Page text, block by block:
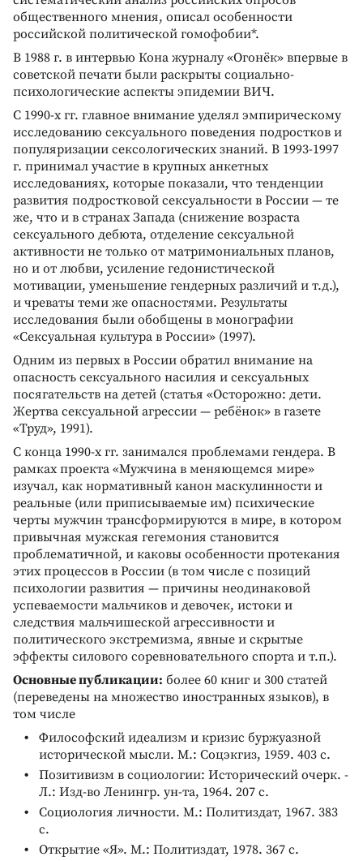
общественного мнения, описал особенности
российской политической гомофобии*.
В 1988 г. в интервью Кона журналу «Огонёк» впервые в
советской печати были раскрыты социально-
психологические аспекты эпидемии ВИЧ.
С 1990-х гг. главное внимание уделял эмпирическому
исследованию сексуального поведения подростков и
популяризации сексологических знаний. В 1993-1997
г. принимал участие в крупных анкетных
исследованиях, которые показали, что тенденции
развития подростковой сексуальности в России — те
же, что и в странах Запада (снижение возраста
сексуального дебюта, отделение сексуальной
активности не только от матримониальных планов,
но и от любви, усиление гедонистической
мотивации, уменьшение гендерных различий и т.д.),
и чреваты теми же опасностями. Результаты
исследования были обобщены в монографии
«Сексуальная культура в России» (1997).
Одним из первых в России обратил внимание на
опасность сексуального насилия и сексуальных
посягательств на детей (статья «Осторожно: дети.
Жертва сексуальной агрессии — ребёнок» в газете
«Труд», 1991).
С конца 1990-х гг. занимался проблемами гендера. В
рамках проекта «Мужчина в меняющемся мире»
изучал, как нормативный канон маскулинности и
реальные (или приписываемые им) психические
черты мужчин трансформируются в мире, в котором
привычная мужская гегемония становится
проблематичной, и каковы особенности протекания
этих процессов в России (в том числе с позиций
психологии развития — причины неодинаковой
успеваемости мальчиков и девочек, истоки и
следствия мальчишеской агрессивности и
политического экстремизма, явные и скрытые
эффекты силового соревновательного спорта и т.п.).
Основные публикации: более 60 книг и 300 статей
(переведены на множество иностранных языков), в
том числе
Философский идеализм и кризис буржуазной
исторической мысли. М.: Соцэкгиз, 1959. 403 с.
Позитивизм в социологии: Исторический очерк. -
Л.: Изд-во Ленингр. ун-та, 1964. 207 с.
Социология личности. М.: Политиздат, 1967. 383
с.
Открытие «Я». М.: Политиздат, 1978. 367 с.